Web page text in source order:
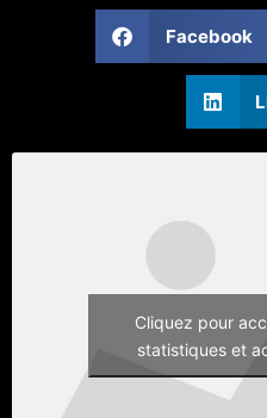
Facebook
Cliquez pour
statistiques et